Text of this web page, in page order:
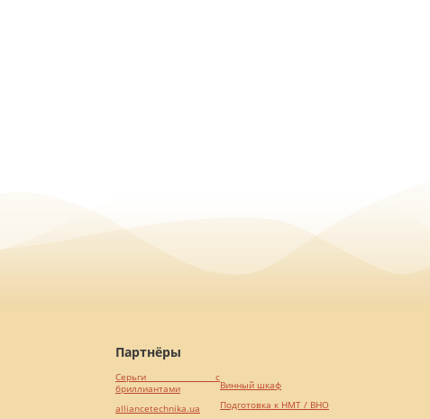
Партнёры
Серьги с
бриллиантами
alliancetechnika.ua
Винный шкаф
Подготовка к НМТ / ВНО